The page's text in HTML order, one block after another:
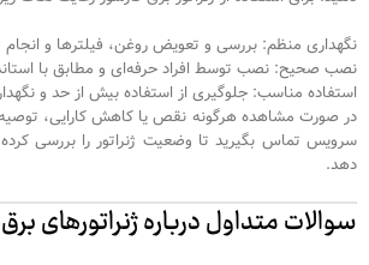
نگهداری منظم: بررسی و تعویض روغن، فیلترها و انجام
نصب صحیح: نصب توسط افراد حرفه‌ای و مطابق با
استفاده مناسب: جلوگیری از استفاده بیش از حد و
در صورت مشاهده هرگونه نقص یا کاهش کارایی،
سرویس تماس بگیرید تا وضعیت ژنراتور را بررسی کرده
دهد.
سوالات متداول درباره ژنراتورهای